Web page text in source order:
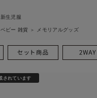
新生児服
ベビー 雑貨 ＞ メモリアルグッズ
されています